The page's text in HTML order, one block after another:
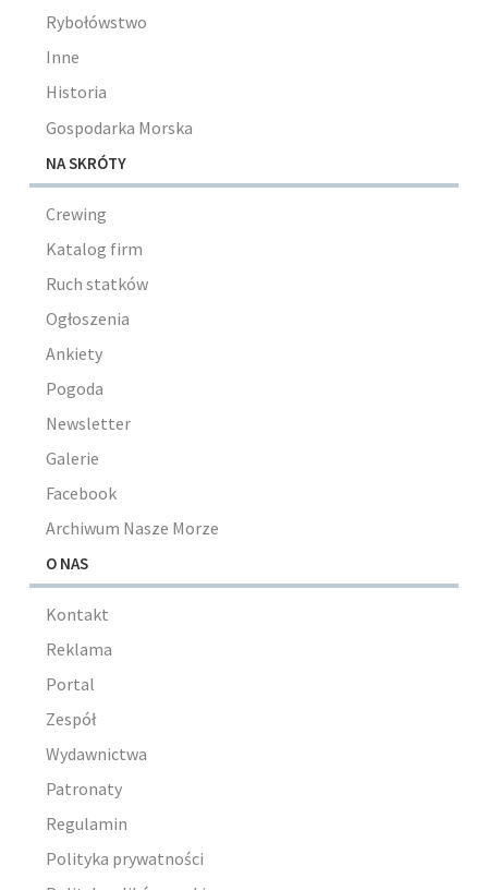
Rybołówstwo
Inne
Historia
Gospodarka Morska
NA SKRÓTY
Crewing
Katalog firm
Ruch statków
Ogłoszenia
Ankiety
Pogoda
Newsletter
Galerie
Facebook
Archiwum Nasze Morze
O NAS
Kontakt
Reklama
Portal
Zespół
Wydawnictwa
Patronaty
Regulamin
Polityka prywatności